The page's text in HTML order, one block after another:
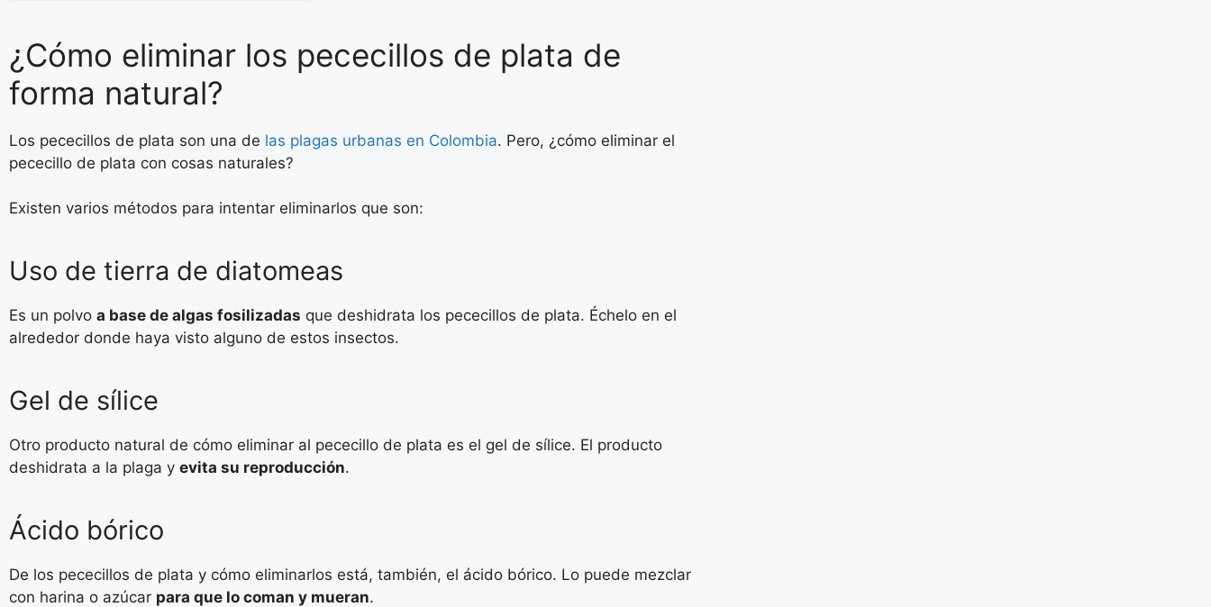
¿Cómo eliminar los pececillos de plata de
forma natural?
Los pececillos de plata son una de las plagas urbanas en Colombia. Pero, ¿cómo eliminar el
pececillo de plata con cosas naturales?
Existen varios métodos para intentar eliminarlos que son:
Uso de tierra de diatomeas
Es un polvo a base de algas fosilizadas que deshidrata los pececillos de plata. Échelo en el
alrededor donde haya visto alguno de estos insectos.
Gel de sílice
Otro producto natural de cómo eliminar al pececillo de plata es el gel de sílice. El producto
deshidrata a la plaga y evita su reproducción.
Ácido bórico
De los pececillos de plata y cómo eliminarlos está, también, el ácido bórico. Lo puede mezclar
con harina o azúcar para que lo coman y mueran.